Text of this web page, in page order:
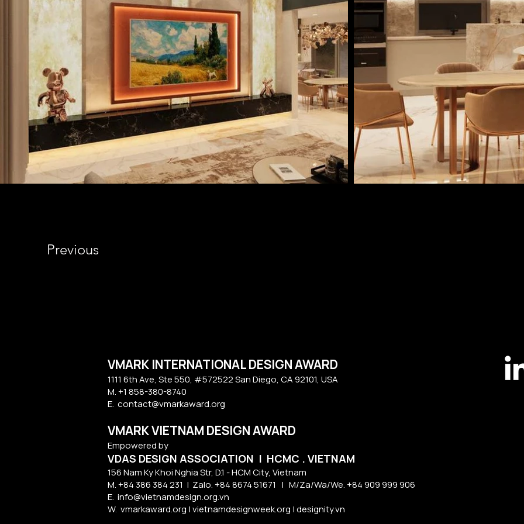
Previous
VMARK INTERNATIONAL DESIGN AWARD
​1111 6th Ave, Ste 550, #572522 San Diego, CA 92101, USA
M. +1 858-380-8740
E. contact@vmarkaward.org
VMARK VIETNAM DESIGN AWARD
Empowered by
VDAS DESIGN ASSOCIATION | HCMC . VIETNAM
156 Nam Ky Khoi Nghia Str, D.1 - HCM City, Vietnam​
M. +84 386 384 231 | Zalo. +848674 51671 | M/Za/Wa/We. +84 909 999 906
E. info@vietnamdesign.org.vn
W. vmarkaward.org | vietnamdesignweek.org | designity.vn